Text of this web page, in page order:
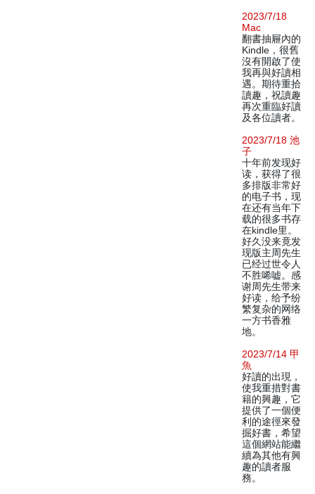
2023/7/18
Mac
翻書抽屜內的
Kindle，很舊
沒有開啟了使
我再與好讀相
遇。期待重拾
讀趣，祝讀趣
再次重臨好讀
及各位讀者。
2023/7/18 池
子
十年前发现好
读，获得了很
多排版非常好
的电子书，现
在还有当年下
载的很多书存
在kindle里。
好久没来竟发
现版主周先生
已经过世令人
不胜唏嘘。感
谢周先生带来
好读，给予纷
繁复杂的网络
一方书香雅
地。
2023/7/14 甲
魚
好讀的出現，
使我重措對書
籍的興趣，它
提供了一個便
利的途徑來發
掘好書，希望
這個網站能繼
續為其他有興
趣的讀者服
務。